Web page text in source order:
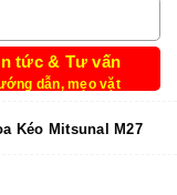
tức & Tư vấn
dẫn, mẹo vặt
Kéo Mitsunal M27